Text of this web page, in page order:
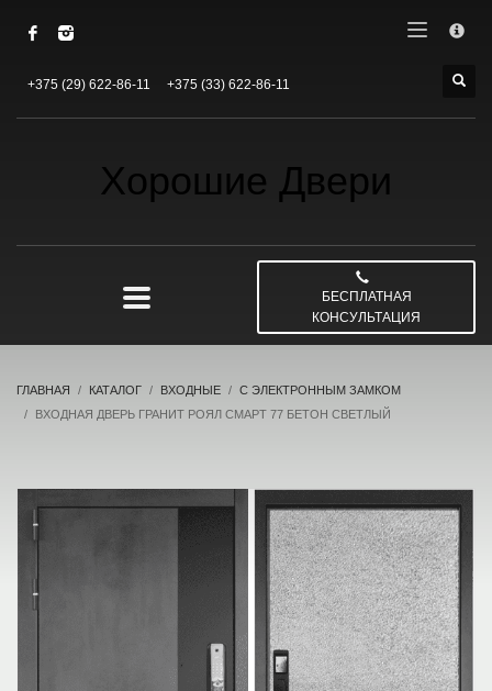
КАК ЗАКАЗАТЬ ДВЕРИ
1 Вы оставляете заявку.
2
Оговариваем с Вами условия.
МЫ РАБОТАЕМ
СБ 10:00 — 15:00
+375 (29) 622-86-11 +375 (33) 622-86-11
Хорошие Двери
БЕСПЛАТНАЯ
КОНСУЛЬТАЦИЯ
ГЛАВНАЯ КАТАЛОГ ВХОДНЫЕ
С ЭЛЕКТРОННЫМ ЗАМКОМ
ВХОДНАЯ ДВЕРЬ ГРАНИТ РОЯЛ СМАРТ 77 БЕТОН СВЕТЛЫЙ